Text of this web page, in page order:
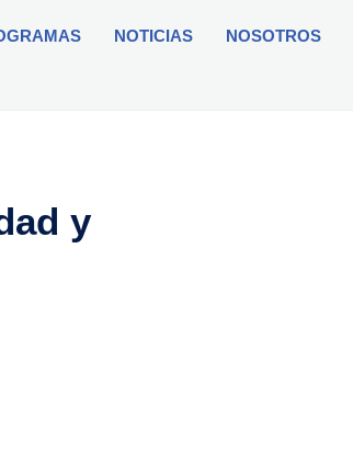
NOTICIAS NOSOTROS
y